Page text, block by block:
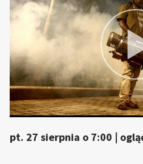
pt. 27 sierpnia o 7:00 |